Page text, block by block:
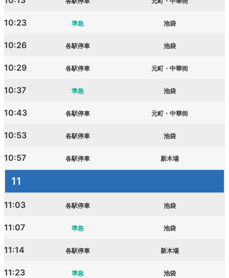
10:23 準急 池袋
10:26 各駅停車 池袋
10:29 各駅停車 元町・中華街
10:37 準急 池袋
10:43 各駅停車 元町・中華街
10:53 各駅停車 池袋
10:57 各駅停車 新木場
11
11:03 各駅停車 池袋
11:07 準急 池袋
11:14 各駅停車 新木場
11:23 準急 池袋